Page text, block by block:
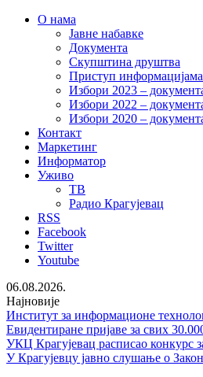
О нама
Јавне набавке
Документа
Скупштина друштва
Приступ информацијама
Избори 2023 –
Избори 2022 –
Избори 2020 –
Контакт
Маркетинг
Информатор
Уживо
ТВ
Радио Крагујевац
RSS
Facebook
Twitter
Youtube
06.08.2026.
Најновије
Институт за информационе
Евидентиране пријаве за свих
УКЦ Крагујевац расписао конкурс
У Крагујевцу јавно слушање о